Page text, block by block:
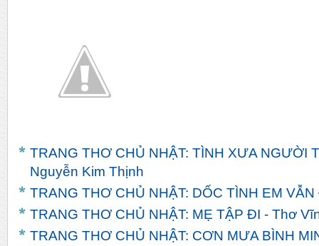
TRANG THƠ CHỦ NHẬT: TÌNH XƯA NGƯỜI
Nguyễn Kim Thịnh
TRANG THƠ CHỦ NHẬT: DỐC TÌNH EM
TRANG THƠ CHỦ NHẬT: MẸ TẬP ĐI - Thơ
TRANG THƠ CHỦ NHẬT: CƠN MƯA BÌNH